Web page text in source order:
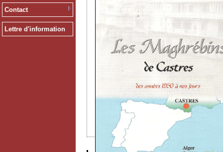
Contact
Lettre d'information